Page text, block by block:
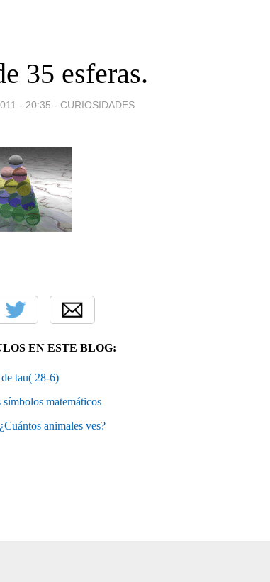
35 esferas.
- 20:35 - CURIOSIDADES
EN ESTE BLOG:
tau( 28-6)
matemáticos
animales ves?